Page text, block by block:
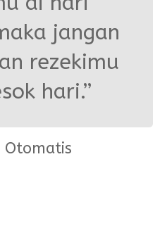
jangan
rezekimu
hari.”
Otomatis